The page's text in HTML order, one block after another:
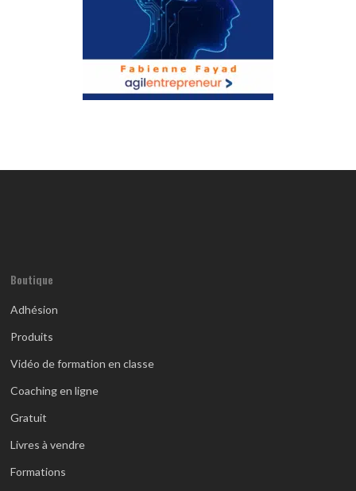
Boutique
Adhésion
Produits
Vidéo de formation en classe
Coaching en ligne
Gratuit
Livres à vendre
Formations